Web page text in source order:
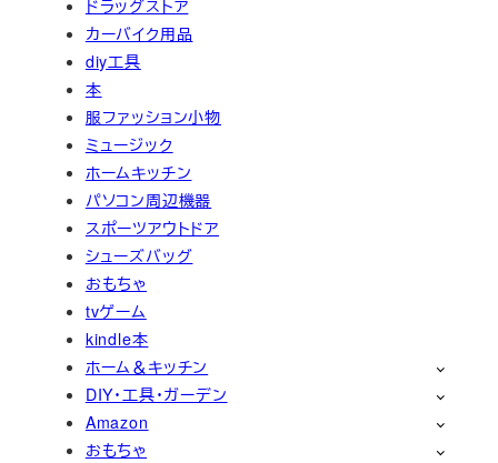
ドラッグストア
カーバイク用品
diy工具
本
服ファッション小物
ミュージック
ホームキッチン
パソコン周辺機器
スポーツアウトドア
シューズバッグ
おもちゃ
tvゲーム
kindle本
ホーム＆キッチン
DIY・工具・ガーデン
Amazon
おもちゃ